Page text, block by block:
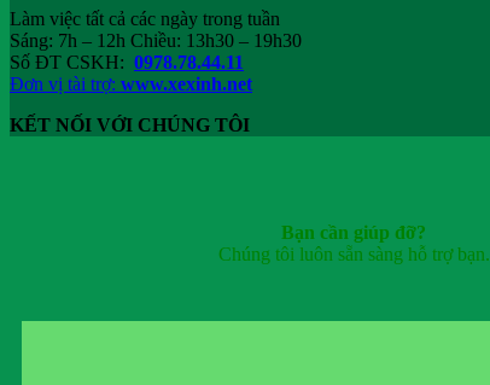
Làm việc tất cả các ngày trong tuần
Sáng: 7h – 12h Chiều: 13h30 – 19h30
Số ĐT CSKH: 0978.78.44.11
Đơn vị tài trợ: www.xexinh.net
KẾT NỐI VỚI CHÚNG TÔI
Bạn cần giúp đỡ?
Chúng tôi luôn sẵn sàng hỗ trợ bạn.